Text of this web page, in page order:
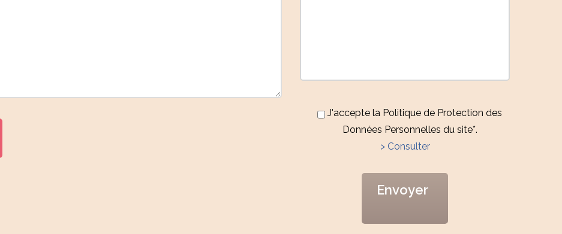
J'accepte la Politique de Protection des
Données Personnelles du site*.
> Consulter